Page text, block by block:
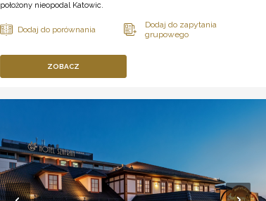
położony nieopodal Katowic.
ZOBACZ